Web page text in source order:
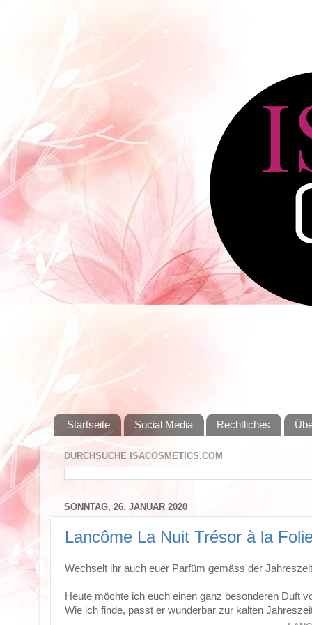
Startseite Social Media Rechtliches
DURCHSUCHE ISACOSMETICS.COM
SONNTAG, 26. JANUAR 2020
Lancôme La Nuit Trésor à la
Wechselt ihr auch euer Parfüm gemäss der
Heute möchte ich euch einen ganz besonderen Duft
Wie ich finde, passt er wunderbar zur kalten